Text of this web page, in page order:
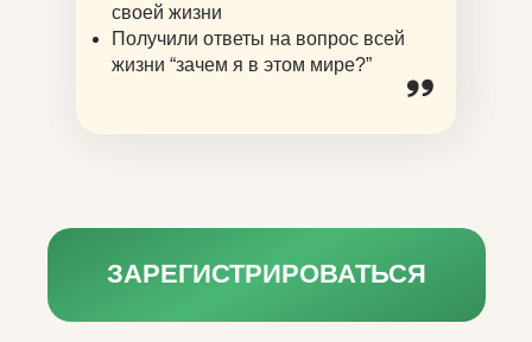
своей жизни
Получили ответы на вопрос всей
жизни “зачем я в этом мире?”
ЗАРЕГИСТРИРОВАТЬСЯ